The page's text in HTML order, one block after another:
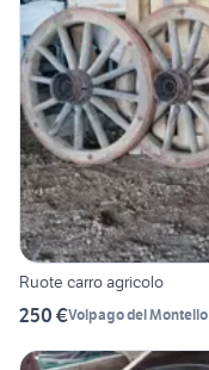
Ruote carro agricolo
250 €Volpago del Montello